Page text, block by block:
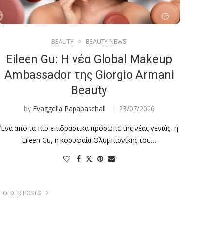
BEAUTY BEAUTY NEWS
Eileen Gu: Η νέα Global Makeup
Ambassador της Giorgio Armani
Beauty
by Evaggelia Papapaschali 23/07/2026
Ένα από τα πιο επιδραστικά πρόσωπα της νέας γενιάς, η
Eileen Gu, η κορυφαία Ολυμπιονίκης του…
OLDER POSTS